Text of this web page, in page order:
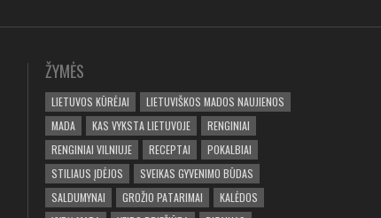
ŽYMĖS
LIETUVOS KŪRĖJAI
LIETUVIŠKOS MADOS NAUJIENOS
MADA
KAS VYKSTA LIETUVOJE
RENGINIAI
RENGINIAI VILNIUJE
RECEPTAI
POKALBIAI
STILIAUS ĮDĖJOS
SVEIKAS GYVENIMO BŪDAS
SALDUMYNAI
GROŽIO PATARIMAI
KALĖDOS